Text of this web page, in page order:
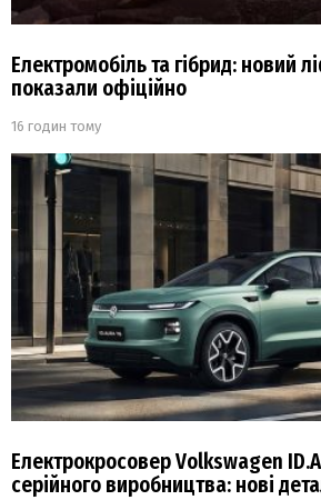
Електромобіль та гібрид: новий
показали офіційно
16 годин тому
Електрокросовер Volkswagen
серійного виробництва: нові